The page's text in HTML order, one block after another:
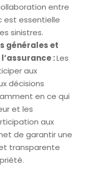
entre
est essentielle
sinistres.
générales et
:Les
aux
décisions
en ce qui
et les
aux
de garantir une
transparente